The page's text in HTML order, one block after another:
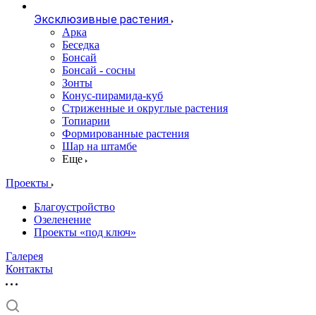
Эксклюзивные растения
Арка
Беседка
Бонсай
Бонсай - сосны
Зонты
Конус-пирамида-куб
Стриженные и округлые растения
Топиарии
Формированные растения
Шар на штамбе
Еще
Проекты
Благоустройство
Озеленение
Проекты «под ключ»
Галерея
Контакты